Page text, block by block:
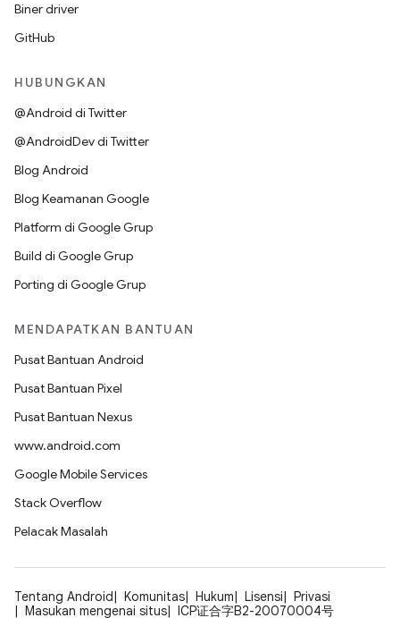
Biner driver
GitHub
HUBUNGKAN
@Android di Twitter
@AndroidDev di Twitter
Blog Android
Blog Keamanan Google
Platform di Google Grup
Build di Google Grup
Porting di Google Grup
MENDAPATKAN BANTUAN
Pusat Bantuan Android
Pusat Bantuan Pixel
Pusat Bantuan Nexus
www.android.com
Google Mobile Services
Stack Overflow
Pelacak Masalah
Tentang Android Komunitas Hukum Lisensi
Privasi
Masukan mengenai situs
ICP证合字B2-20070004号